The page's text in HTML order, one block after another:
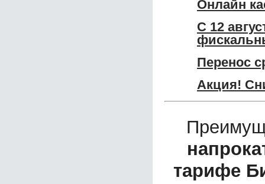
Онлайн
С 12
Перенос
Акция!
тарифе